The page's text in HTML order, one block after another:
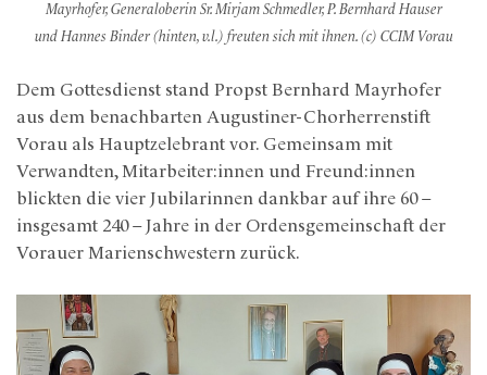
Mayrhofer, Generaloberin Sr. Mirjam Schmedler, P. Bernhard Hauser
und Hannes Binder (hinten, v.l.) freuten sich mit ihnen. (c) CCIM Vorau
Dem Gottesdienst stand Propst Bernhard Mayrhofer
aus dem benachbarten Augustiner-Chorherrenstift
Vorau als Hauptzelebrant vor. Gemeinsam mit
Verwandten, Mitarbeiter:innen und Freund:innen
blickten die vier Jubilarinnen dankbar auf ihre 60 –
insgesamt 240 – Jahre in der Ordensgemeinschaft der
Vorauer Marienschwestern zurück.